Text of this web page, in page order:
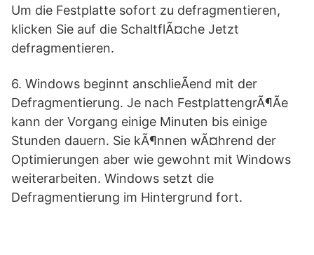
Um die Festplatte sofort zu defragmentieren,
klicken Sie auf die SchaltflÃ¤che Jetzt
defragmentieren.
6. Windows beginnt anschlieÃend mit der
Defragmentierung. Je nach FestplattengrÃ¶Ãe
kann der Vorgang einige Minuten bis einige
Stunden dauern. Sie kÃ¶nnen wÃ¤hrend der
Optimierungen aber wie gewohnt mit Windows
weiterarbeiten. Windows setzt die
Defragmentierung im Hintergrund fort.